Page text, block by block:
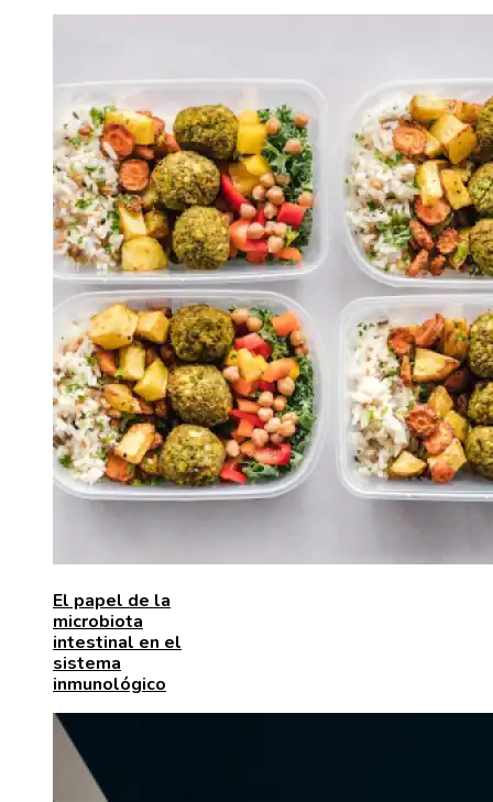
El papel de la
microbiota
intestinal en el
sistema
inmunológico